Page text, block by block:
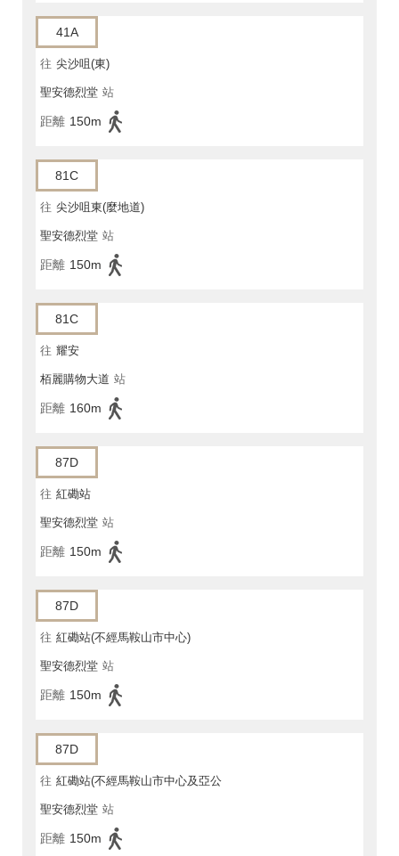
41A
往 尖沙咀(東)
聖安德烈堂 站
距離 150m
81C
往 尖沙咀東(麼地道)
聖安德烈堂 站
距離 150m
81C
往 耀安
栢麗購物大道 站
距離 160m
87D
往 紅磡站
聖安德烈堂 站
距離 150m
87D
往 紅磡站(不經馬鞍山市中心)
聖安德烈堂 站
距離 150m
87D
往 紅磡站(不經馬鞍山市中心及亞公
角街)
聖安德烈堂 站
距離 150m